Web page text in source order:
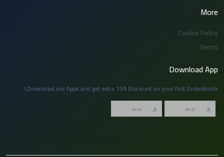
More
Cookie Policy
Terms
Download App
Download our Apps and get extra 15% Discount on your first Order&mldr;!